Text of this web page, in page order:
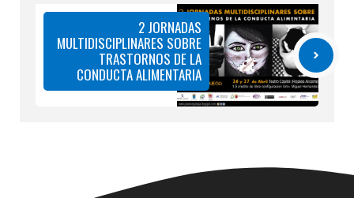
2 JORNADAS
MULTIDISCIPLINARES SOBRE
TRASTORNOS DE LA
CONDUCTA ALIMENTARIA